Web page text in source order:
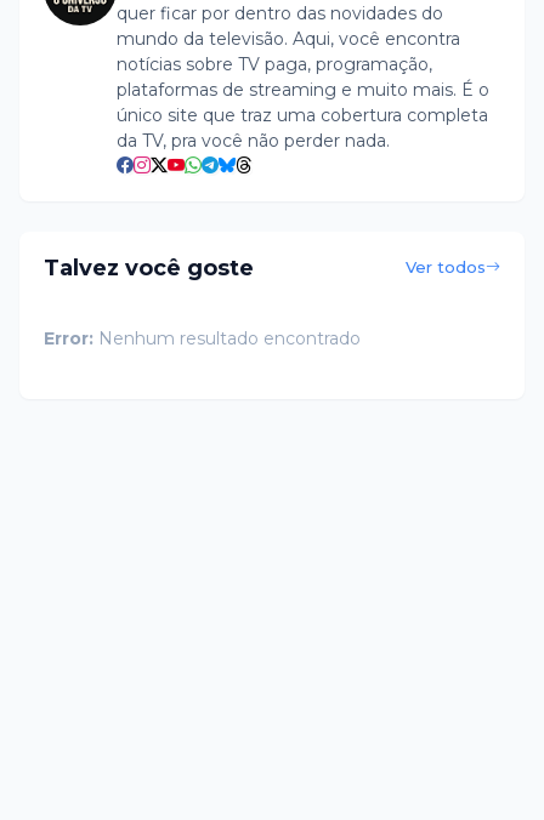
quer ficar por dentro das novidades do
mundo da televisão. Aqui, você encontra
notícias sobre TV paga, programação,
plataformas de streaming e muito mais. É o
único site que traz uma cobertura completa
da TV, pra você não perder nada.
Talvez você goste Ver todos
Error: Nenhum resultado encontrado